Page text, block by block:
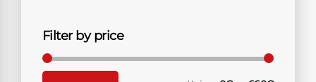
Filter by price